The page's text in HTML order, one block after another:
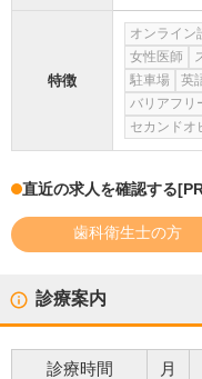
特徴
オンライン
女性医師
駐車場
英
バリアフリ
セカンドオ
直近の求人を確認する
歯科衛生士の方
診療案内
診療時間 月